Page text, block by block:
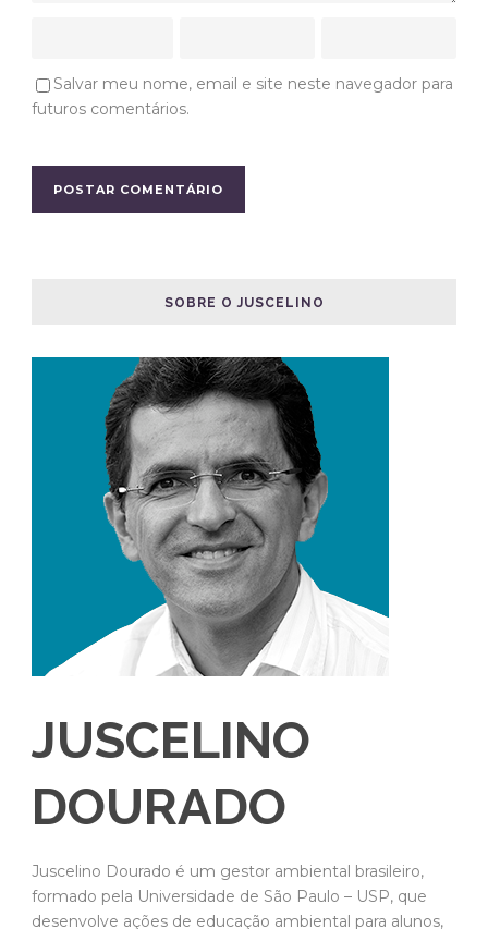
Salvar meu nome, email e site neste navegador para
futuros comentários.
SOBRE O JUSCELINO
JUSCELINO
DOURADO
Juscelino Dourado é um gestor ambiental brasileiro,
formado pela Universidade de São Paulo – USP, que
desenvolve ações de educação ambiental para alunos,